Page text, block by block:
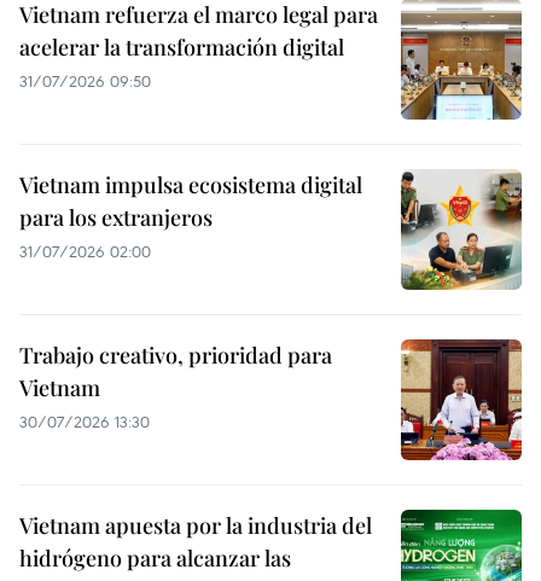
Vietnam refuerza el marco legal para
acelerar la transformación digital
31/07/2026 09:50
Vietnam impulsa ecosistema digital
para los extranjeros
31/07/2026 02:00
Trabajo creativo, prioridad para
Vietnam
30/07/2026 13:30
Vietnam apuesta por la industria del
hidrógeno para alcanzar las